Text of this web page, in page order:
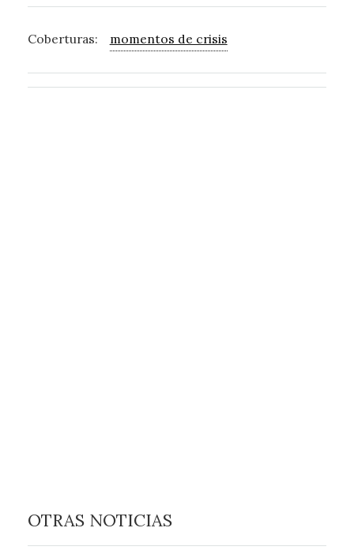
Coberturas: momentos de crisis
OTRAS NOTICIAS